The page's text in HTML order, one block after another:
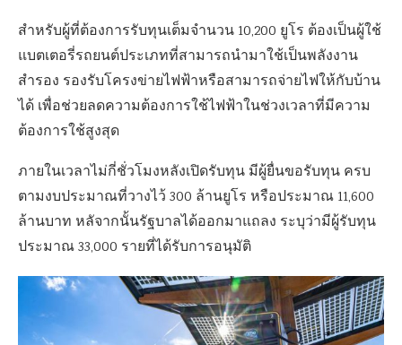
สำหรับผู้ที่ต้องการรับทุนเต็มจำนวน 10,200 ยูโร ต้องเป็นผู้ใช้
แบตเตอรี่รถยนต์ประเภทที่สามารถนำมาใช้เป็นพลังงาน
สำรอง รองรับโครงข่ายไฟฟ้าหรือสามารถจ่ายไฟให้กับบ้าน
ได้ เพื่อช่วยลดความต้องการใช้ไฟฟ้าในช่วงเวลาที่มีความ
ต้องการใช้สูงสุด
ภายในเวลาไม่กี่ชั่วโมงหลังเปิดรับทุน มีผู้ยื่นขอรับทุน ครบ
ตามงบประมาณที่วางไว้ 300 ล้านยูโร หรือประมาณ 11,600
ล้านบาท หลัจากนั้นรัฐบาลได้ออกมาแถลง ระบุว่ามีผู้รับทุน
ประมาณ 33,000 รายที่ได้รับการอนุมัติ